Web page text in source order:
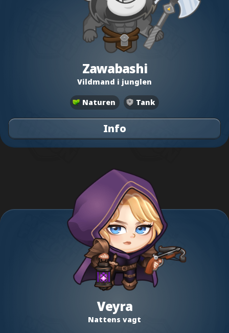
Zawabashi
Vildmand i junglen
Naturen Tank
Info
Veyra
Nattens vagt